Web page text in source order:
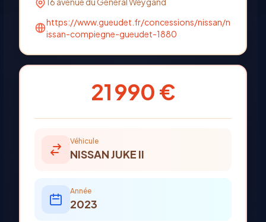
https://www.gueudet.fr/concessions/nissan/n
issan-compiegne-gueudet-1880
21 990 €
Véhicule
NISSANJUKE II
Année
2023